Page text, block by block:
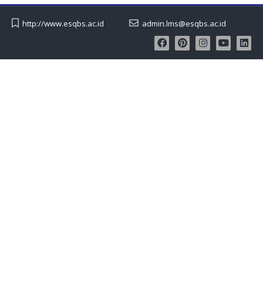
http://www.esqbs.ac.id admin.lms@esqbs.ac.id